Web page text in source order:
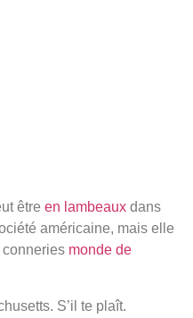
être en lambeaux dans
américaine, mais elle
conneries monde de
S’il te plaît.